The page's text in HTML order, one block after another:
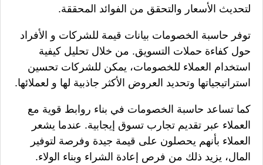
لتحديث الأسعار والتحقق من الفوائد المحققة.
توفر حاسبة الخصومات بيانات قيمة للشركات و الأفراد
حول كفاءة حملات التسويق. من خلال تحليل كيفية
استخدام العملاء للخصومات، يمكن للشركات تحسين
استراتيجياتها وتحديد العروض الأكثر جاذبية لها و لعملائها.
كما تساعد حاسبة الخصومات في بناء روابط قوية مع
العملاء عبر تقديم تجارب تسوق إيجابية. عندما يشعر
العملاء بأنهم يحصلون على قيمة جيدة وفرصة لتوفير
المال، يزيد ذلك من فرص إعادة الشراء وبناء الولاء.